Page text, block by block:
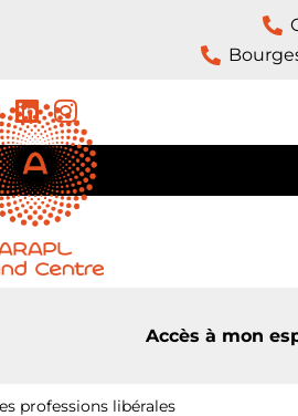
Accès à mon
professions libérales